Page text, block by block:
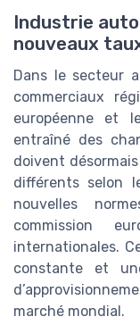
Industrie
nouveaux
Dans le secteur
commerciaux
européenne et
entraîné des
doivent
différents selon
nouvelles
commission
internationales.
constante et
marché mondial.